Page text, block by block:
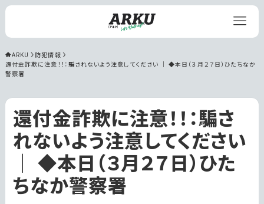
ARKU
防犯情報
還付金詐欺に注意！！：騙されないよう注意してください ｜ ◆本日（３月２７日）ひたちなか
警察署
還付金詐欺に注意！！：騙さ
れないよう注意してください
｜ ◆本日（３月２７日）ひた
ちなか警察署